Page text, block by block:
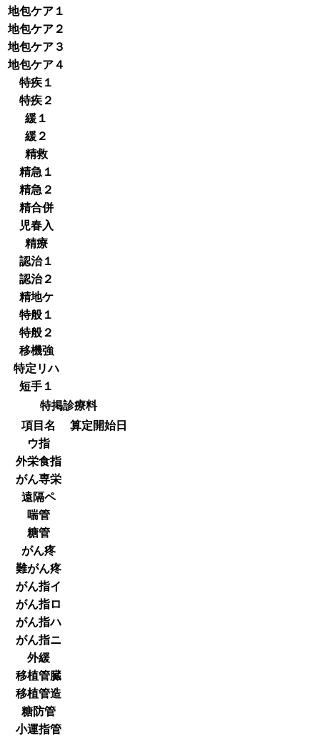
地包ケア１
地包ケア２
地包ケア３
地包ケア４
特疾１
特疾２
緩１
緩２
精救
精急１
精急２
精合併
児春入
精療
認治１
認治２
精地ケ
特般１
特般２
移機強
特定リハ
短手１
特掲診療料
項目名
算定開始日
ウ指
外栄食指
がん専栄
遠隔ペ
喘管
糖管
がん疼
難がん疼
がん指イ
がん指ロ
がん指ハ
がん指ニ
外緩
移植管臓
移植管造
糖防管
小運指管